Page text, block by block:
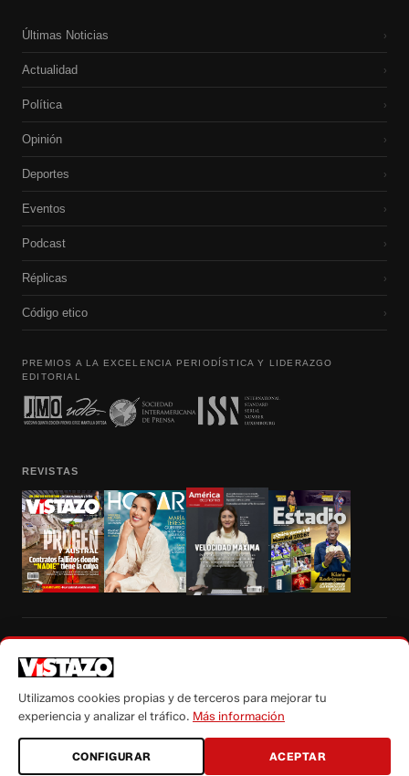
Últimas Noticias ›
Actualidad ›
Política ›
Opinión ›
Deportes ›
Eventos ›
Podcast ›
Réplicas ›
Código etico ›
PREMIOS A LA EXCELENCIA PERIODÍSTICA Y LIDERAZGO
EDITORIAL
REVISTAS
autorización escrita de su titular, de todos los contenidos de Vistazo.com.
Utilizamos cookies propias y de terceros para mejorar tu
experiencia y analizar el tráfico. Más información
CONFIGURAR ACEPTAR